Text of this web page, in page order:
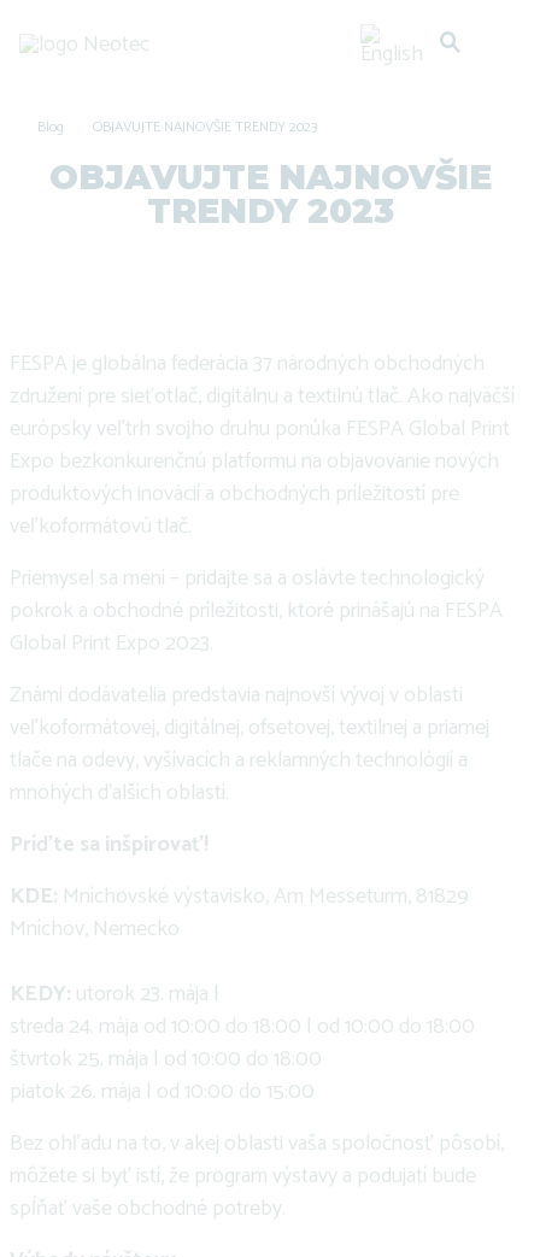
Blog OBJAVUJTE NAJNOVŠIE TRENDY 2023
OBJAVUJTE NAJNOVŠIE
TRENDY 2023
FESPA je globálna federácia 37 národných obchodných
združení pre sieťotlač, digitálnu a textilnú tlač. Ako najväčší
európsky veľtrh svojho druhu ponúka FESPA Global Print
Expo bezkonkurenčnú platformu na objavovanie nových
produktových inovácií a obchodných príležitostí pre
veľkoformátovú tlač.
Priemysel sa mení – pridajte sa a oslávte technologický
pokrok a obchodné príležitosti, ktoré prinášajú na FESPA
Global Print Expo 2023.
Známi dodávatelia predstavia najnovší vývoj v oblasti
veľkoformátovej, digitálnej, ofsetovej, textilnej a priamej
tlače na odevy, vyšívacích a reklamných technológií a
mnohých ďalších oblastí.
Príďte sa inšpirovať!
KDE: Mníchovské výstavisko, Am Messeturm, 81829
Mníchov, Nemecko
KEDY: utorok 23. mája |
streda 24. mája od 10:00 do 18:00 | od 10:00 do 18:00
štvrtok 25. mája | od 10:00 do 18:00
piatok 26. mája | od 10:00 do 15:00
Bez ohľadu na to, v akej oblasti vaša spoločnosť pôsobí,
môžete si byť istí, že program výstavy a podujatí bude
spĺňať vaše obchodné potreby.​​​​​​